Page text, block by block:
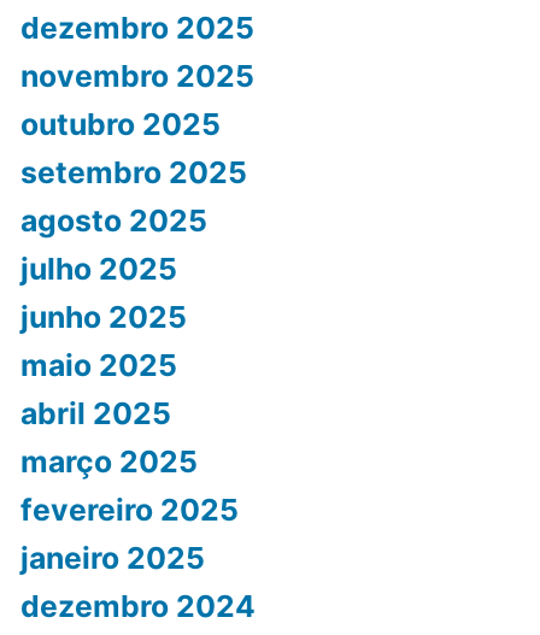
dezembro 2025
novembro 2025
outubro 2025
setembro 2025
agosto 2025
julho 2025
junho 2025
maio 2025
abril 2025
março 2025
fevereiro 2025
janeiro 2025
dezembro 2024